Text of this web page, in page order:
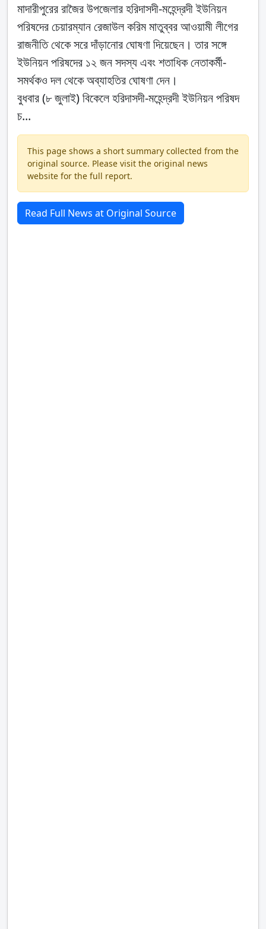
মাদারীপুরের রাজৈর উপজেলার হরিদাসদী-মহেন্দ্রদী ইউনিয়ন
পরিষদের চেয়ারম্যান রেজাউল করিম মাতুব্বর আওয়ামী লীগের
রাজনীতি থেকে সরে দাঁড়ানোর ঘোষণা দিয়েছেন। তার সঙ্গে
ইউনিয়ন পরিষদের ১২ জন সদস্য এবং শতাধিক নেতাকর্মী-
সমর্থকও দল থেকে অব্যাহতির ঘোষণা দেন।
বুধবার (৮ জুলাই) বিকেলে হরিদাসদী-মহেন্দ্রদী ইউনিয়ন পরিষদ
চ...
This page shows a short summary collected from the
original source. Please visit the original news
website for the full report.
Read Full News at Original Source